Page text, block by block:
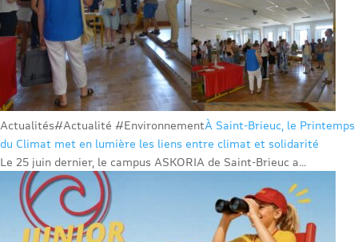
Actualités#Actualité #EnvironnementÀ Saint-Brieuc, le Printemps
du Climat met en lumière les liens entre climat et solidarité
Le 25 juin dernier, le campus ASKORIA de Saint-Brieuc a...